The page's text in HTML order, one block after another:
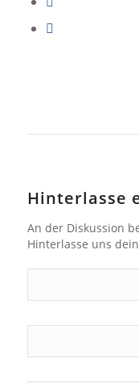
Hinterlasse
An der Diskussion
Hinterlasse uns